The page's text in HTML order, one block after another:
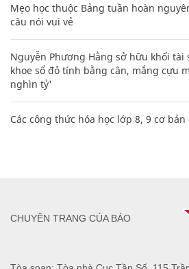
Mẹo học thuộc Bảng tuần hoàn
câu nói vui vẻ
Nguyễn Phương Hằng sở hữu khối
khoe sổ đỏ tính bằng cân, mắng cựu
nghìn tỷ'
Các công thức hóa học lớp 8, 9 cơ
CHUYÊN TRANG CỦA BÁO